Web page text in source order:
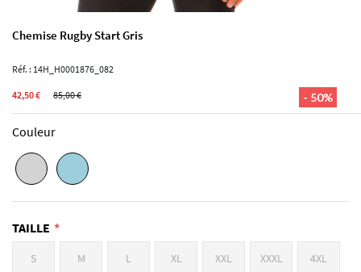
Chemise Rugby Start Gris
Réf. : 14H_H0001876_082
- 50%
42,50 € 85,00 €
Couleur
TAILLE
S M L XL XXL XXXL 4XL